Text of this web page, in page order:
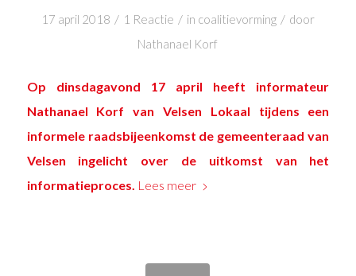
17 april 2018 / 1 Reactie / in coalitievorming / door
Nathanael Korf
Op dinsdagavond 17 april heeft informateur
Nathanael Korf van Velsen Lokaal tijdens een
informele raadsbijeenkomst de gemeenteraad van
Velsen ingelicht over de uitkomst van het
informatieproces. Lees meer